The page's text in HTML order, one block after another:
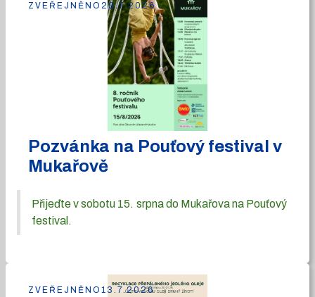
Pozvánka na Pouťový festival v
Mukařově
Přijeďte v sobotu 15. srpna do Mukařova na Pouťový
festival.
ZVEŘEJNĚNO 29.7.2026
ZVEŘEJNĚNO 13.7.2026